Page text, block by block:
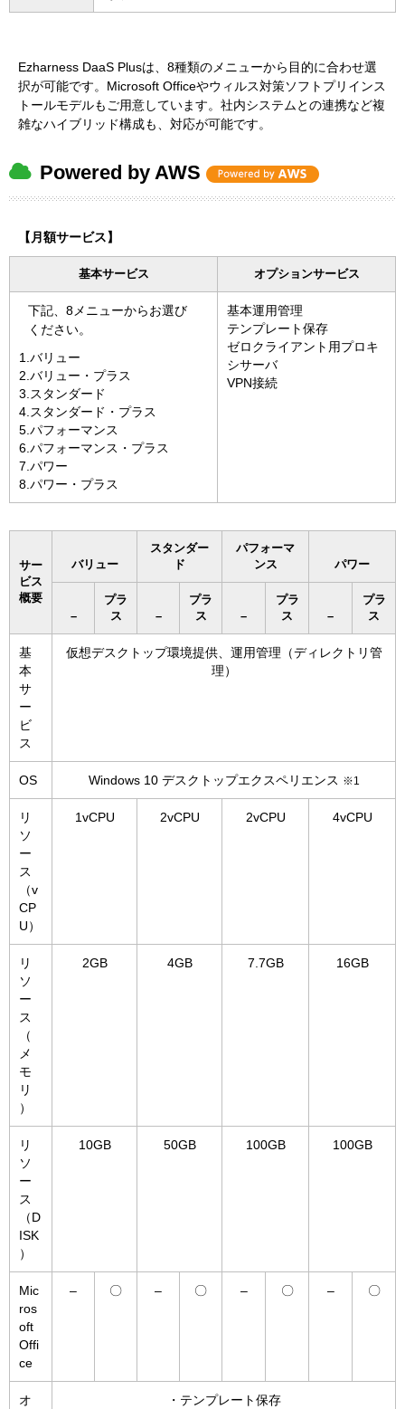
Ezharness DaaS Plusは、8種類のメニューから目的に合わせ選
択が可能です。Microsoft Officeやウィルス対策ソフトプリインス
トールモデルもご用意しています。社内システムとの連携など複
雑なハイブリッド構成も、対応が可能です。
Powered by AWS
【月額サービス】
基本サービス オプションサービス
下記、8メニューからお選び
ください。
1.バリュー
2.バリュー・プラス
3.スタンダード
4.スタンダード・プラス
5.パフォーマンス
6.パフォーマンス・プラス
7.パワー
8.パワー・プラス
基本運用管理
テンプレート保存
ゼロクライアント用プロキ
シサーバ
VPN接続
サー
ビス
概要
バリュー
スタンダー
ド
パフォーマ
ンス
パワー
–
プラ
ス
–
プラ
ス
–
プラ
ス
–
プラ
ス
基
本
サ
ー
ビ
ス
仮想デスクトップ環境提供、運用管理（ディレクトリ管
理）
OS Windows 10 デスクトップエクスペリエンス ※1
リ
ソ
ー
ス
（v
CP
U）
1vCPU 2vCPU 2vCPU 4vCPU
リ
ソ
ー
ス
（
メ
モ
リ
）
2GB 4GB 7.7GB 16GB
リ
ソ
ー
ス
（D
ISK
）
10GB 50GB 100GB 100GB
Mic
ros
oft
Offi
ce
– 〇 – 〇 – 〇 – 〇
オ
・テンプレート保存